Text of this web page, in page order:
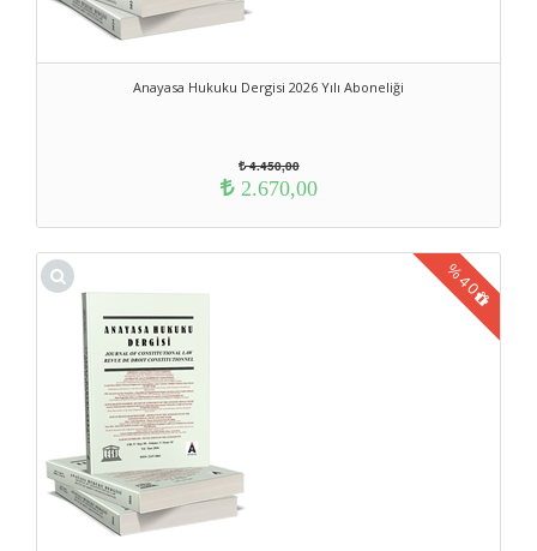
Anayasa Hukuku Dergisi 2026 Yılı Aboneliği
4.450,00
2.670,00
%40